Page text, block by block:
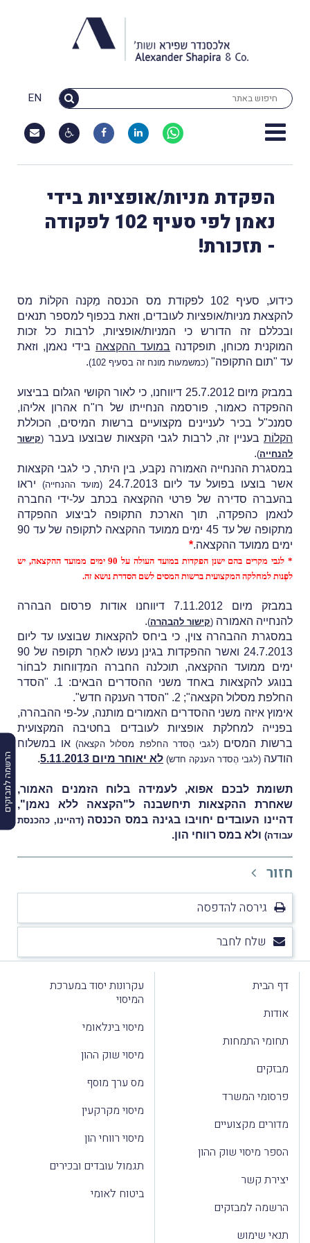
EN
הרשמה למבזקים
הפקדת מניות/אופציות בידי
נאמן לפי סעיף 102 לפקודה
- תזכורת!
כידוע, סעיף 102 לפקודת מס הכנסה מַקנה הקלוֹת מס
להקצאת מניות/אופציות לעובדים, וזאת בכפוף למספר תנאים
ובכללם זה הדורש כי המניות/אופציות, לרבות כל זכות
המוקנית מכוחן, תופקדנה במועד ההקצאה בידי נאמן, וזאת
עד "תום התקופה" (כמשמעות מונח זה בסעיף 102) .
במבזק מיום 25.7.2012 דיווחנו, כי
לאור הקושי הגלום בביצוע
ההפקדה כאמור, פורסמה הנחייתו של רו"ח אהרון אליהו,
סמנכ"ל בכיר לעניינים מקצועיים ברשות המיסים, הכוללת
הקלוֹת בעניין זה, לרבות לגבי הקצאות שבוצעו בעבר (קישור
להנחייה)
.
במסגרת ההנחייה האמורה נקבע, בין היתר, כי לגבי הקצאות
אשר בוצעו בפועל עד ליום 24.7.2013
(מועד ההנחייה) יראו
בהעברה סדירה של פרטי ההקצאה בכתב על-ידי החברה
לנאמן כהפקדה, תוך הארכת התקופה לביצוע ההפקדה
מתקופה של עד 45 ימים ממועד ההקצאה לתקופה של עד 90
ימים ממועד ההקצאה.*
* לגבי מקרים בהם ישנן הפקדות במועד העולה על 90 ימים ממועד ההקצאה, יש
לפְנות למחלקה המקצועית ברשות המסים לשם הסדרת נושא זה.
במבזק מיום 7.11.2012 דיווחנו אודות פרסום
הבהרה
להנחייה האמורה (קישור להבהרה)
.
במסגרת ההבהרה צוין, כי ביחס להקצאות שבוצעו עד ליום
24.7.2013 ואשר ההפקדות בגינן נעשו לאחַר תקופה של 90
ימים ממועד ההקצאה, תוכלנה החברה המדַווחות לבחוֹר
בנוגע להקצאות באחד משני ההסדרים הבאים: 1. "הסדר
החלפת מסלול הקצאה"; 2. "הסדר הענקה חדש".
אימוץ איזה משני ההסדרים האמורים מותנה, על-פי ההבהרה,
בפנייה למחלקת אופציות לעובדים בחטיבה המקצועית
ברשות המסים(לגבי הֶסדר החלפת מסלול הקצאה)או במשלוח
הודעה (לגבי הֶסדר הענקה חדש) לא יאוחר מיום 5.11.2013 .
תשומת לבכם אפוא, לעמידה בלוח הזמנים האמור,
שאחרת ההקצאות תיחשבנה ל"הקצאה ללא נאמן",
דהיינו העובדים יחויבו בגינהּ במס הכנסה(דהיינו, כהכנסת
עבודה) ולא במס רווחי הון.
חזור
גירסה להדפסה
שלח לחבר
דף הבית
אודות
תחומי התמחות
מבזקים
פרסומי המשרד
מדורים מקצועיים
הספר מיסוי שוק ההון
יצירת קשר
הרשמה למבזקים
תנאי שימוש
עקרונות יסוד במערכת
המיסוי
מיסוי בינלאומי
מיסוי שוק ההון
מס ערך מוסף
מיסוי מקרקעין
מיסוי רווחי הון
תגמול עובדים ובכירים
ביטוח לאומי